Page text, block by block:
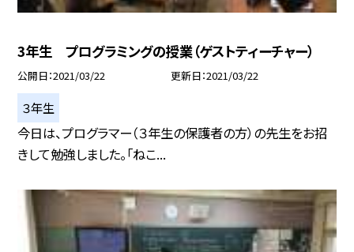
3年生 プログラミングの授業（ゲストティーチャー）
公開日 2021/03/22 更新日 2021/03/22
３年生
今日は、プログラマー（３年生の保護者の方）の先生をお招
きして勉強しました。「ねこ...